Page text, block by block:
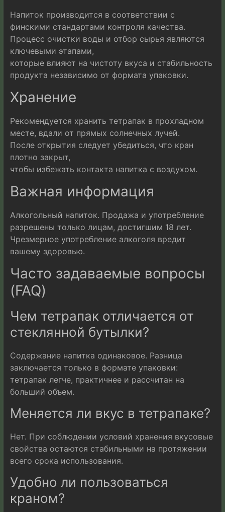
Напиток производится в соответствии с
финскими стандартами контроля качества.
Процесс очистки воды и отбор сырья являются
ключевыми этапами,
которые влияют на чистоту вкуса и стабильность
продукта независимо от формата упаковки.
Хранение
Рекомендуется хранить тетрапак в прохладном
месте, вдали от прямых солнечных лучей.
После открытия следует убедиться, что кран
плотно закрыт,
чтобы избежать контакта напитка с воздухом.
Важная информация
Алкогольный напиток. Продажа и употребление
разрешены только лицам, достигшим 18 лет.
Чрезмерное употребление алкоголя вредит
вашему здоровью.
Часто задаваемые вопросы
(FAQ)
Чем тетрапак отличается от
стеклянной бутылки?
Содержание напитка одинаковое. Разница
заключается только в формате упаковки:
тетрапак легче, практичнее и рассчитан на
больший объем.
Меняется ли вкус в тетрапаке?
Нет. При соблюдении условий хранения вкусовые
свойства остаются стабильными на протяжении
всего срока использования.
Удобно ли пользоваться
краном?